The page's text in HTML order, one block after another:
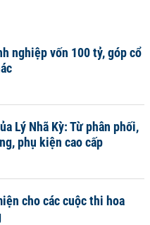
nghiệp vốn 100 tỷ, góp cổ
Lý Nhã Kỳ: Từ phân phối,
phụ kiện cao cấp
cho các cuộc thi hoa